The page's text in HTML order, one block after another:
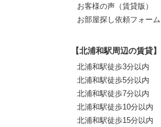
お客様の声（賃貸版）
お部屋探し依頼フォーム
【北浦和駅周辺の賃貸】
北浦和駅徒歩3分以内
北浦和駅徒歩5分以内
北浦和駅徒歩7分以内
北浦和駅徒歩10分以内
北浦和駅徒歩15分以内